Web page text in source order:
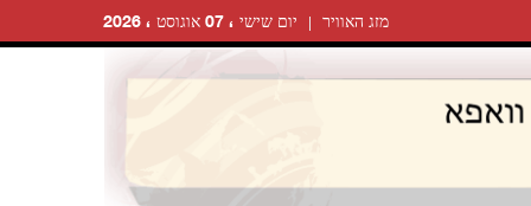
יום שישי ، 07 אוגוסט ، 2026 מזג האוויר